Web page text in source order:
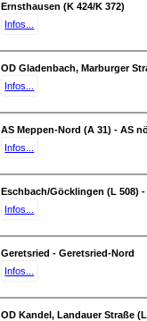
Ernsthausen (K 424/K 372)
Infos...
OD Gladenbach, Marburger
Infos...
AS Meppen-Nord (A 31) - AS
Infos...
Eschbach/Göcklingen (L 508)
Infos...
Geretsried - Geretsried-Nord
Infos...
OD Kandel, Landauer Straße